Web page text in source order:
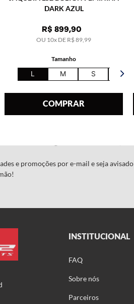
DARK AZUL
R$ 899,90
OU 10x DE R$89 99
Tamanho
L M S XL
COMPRAR
SE NA
NEWSLETTER!
e promoções por e-mail e seja avisado
INSTITUCIONAL
FAQ
Sobre nós
Parceiros